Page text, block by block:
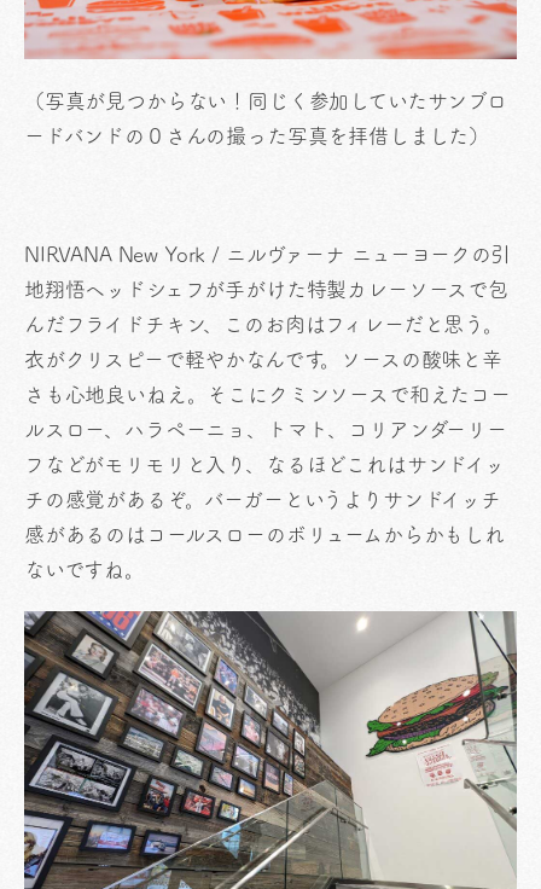
（写真が見つからない！同じく参加していたサンブロ
ードバンドの０さんの撮った写真を拝借しました）
NIRVANA New York / ニルヴァーナ ニューヨークの引
地翔悟ヘッドシェフが手がけた特製カレーソースで包
んだフライドチキン、このお肉はフィレーだと思う。
衣がクリスピーで軽やかなんです。ソースの酸味と辛
さも心地良いねえ。そこにクミンソースで和えたコー
ルスロー、ハラペーニョ、トマト、コリアンダーリー
フなどがモリモリと入り、なるほどこれはサンドイッ
チの感覚があるぞ。バーガーというよりサンドイッチ
感があるのはコールスローのボリュームからかもしれ
ないですね。